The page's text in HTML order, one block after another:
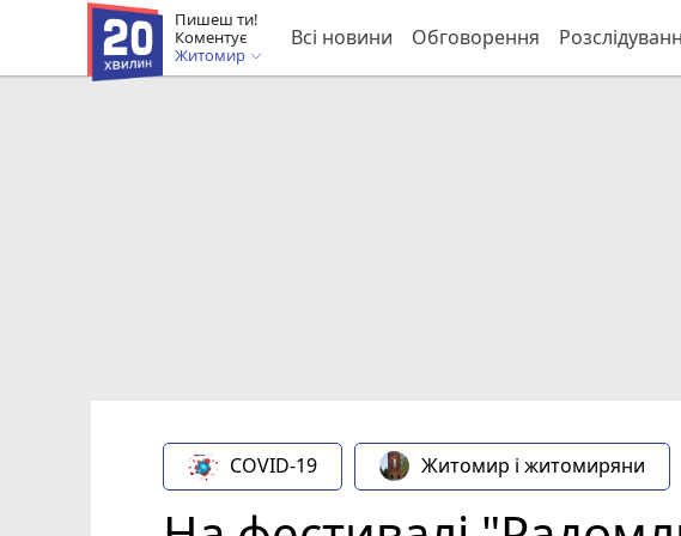
Пишеш ти!
Коментує
Житомир
Всі новини Обговорення
COVID-19 Житомир і житомиряни